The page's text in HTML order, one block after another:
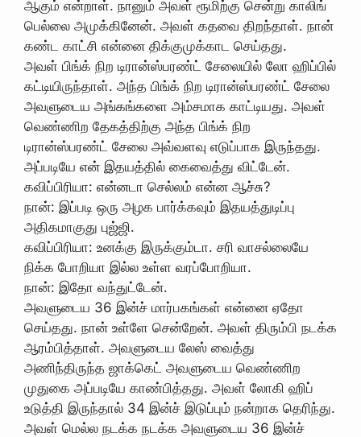
ஆகும் என்றாள். நானும் அவள் ரூமிற்கு சென்று காலிங்
பெல்லை அமுக்கினேன். அவள் கதவை திறந்தாள். நான்
கண்ட காட்சி என்னை திக்குமுக்காட செய்தது.
அவள் பிங்க் நிற டிரான்ஸ்பரண்ட் சேலையில் லோ ஹிப்பில்
கட்டியிருந்தாள். அந்த பிங்க் நிற டிரான்ஸ்பரண்ட் சேலை
அவளுடைய அங்கங்களை அம்சமாக காட்டியது. அவள்
வெண்ணிற தேகத்திற்கு அந்த பிங்க் நிற
டிரான்ஸ்பரண்ட் சேலை அவ்வளவு எடுப்பாக இருந்தது.
அப்படியே என் இதயத்தில் கைவைத்து விட்டேன்.
கவிப்பிரியா: என்னடா செல்லம் என்ன ஆச்சு?
நான்: இப்படி ஒரு அழக பார்க்கவும் இதயத்துடிப்பு
அதிகமாகுது புஜ்ஜி.
கவிப்பிரியா: உனக்கு இருக்கும்டா. சரி வாசல்லையே
நிக்க போறியா இல்ல உள்ள வரப்போறியா.
நான்: இதோ வந்துட்டேன்.
அவளுடைய 36 இன்ச் மார்பகங்கள் என்னை ஏதோ
செய்தது. நான் உள்ளே சென்றேன். அவள் திரும்பி நடக்க
ஆரம்பித்தாள். அவளுடைய லேஸ் வைத்து
அணிந்திருந்த ஜாக்கெட் அவளுடைய வெண்ணிற
முதுகை அப்படியே காண்பித்தது. அவள் லோகி ஹிப்
உடுத்தி இருந்தால் 34 இன்ச் இடுப்பும் நன்றாக தெரிந்து.
அவள் மெல்ல நடக்க நடக்க அவளுடைய 36 இன்ச்